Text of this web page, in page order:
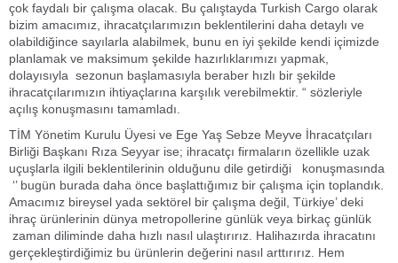
çok faydalı bir çalışma olacak. Bu çalıştayda Turkish Cargo olarak
bizim amacımız, ihracatçılarımızın beklentilerini daha detaylı ve
olabildiğince sayılarla alabilmek, bunu en iyi şekilde kendi içimizde
planlamak ve maksimum şekilde hazırlıklarımızı yapmak,
dolayısıyla sezonun başlamasıyla beraber hızlı bir şekilde
ihracatçılarımızın ihtiyaçlarına karşılık verebilmektir. “ sözleriyle
açılış konuşmasını tamamladı.
TİM Yönetim Kurulu Üyesi ve Ege Yaş Sebze Meyve İhracatçıları
Birliği Başkanı Rıza Seyyar ise; ihracatçı firmaların özellikle uzak
uçuşlarla ilgili beklentilerinin olduğunu dile getirdiği konuşmasında
‘’ bugün burada daha önce başlattığımız bir çalışma için toplandık.
Amacımız bireysel yada sektörel bir çalışma değil, Türkiye’ deki
ihraç ürünlerinin dünya metropollerine günlük veya birkaç günlük
zaman diliminde daha hızlı nasıl ulaştırırız. Halihazırda ihracatını
gerçekleştirdiğimiz bu ürünlerin değerini nasıl arttırırız. Hem